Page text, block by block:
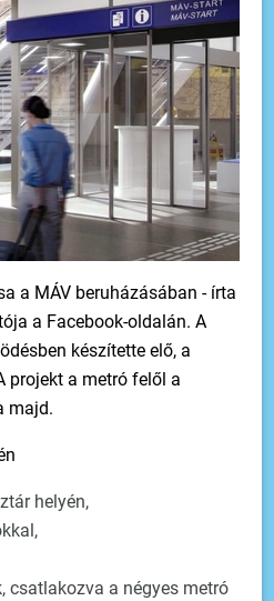
a MÁV beruházásában - írta
a Facebook-oldalán. A
készítette elő, a
projekt a metró felől a
majd.
helyén,
a négyes metró